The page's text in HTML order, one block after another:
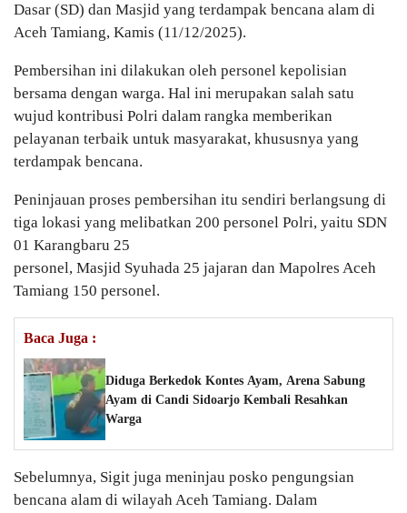
Dasar (SD) dan Masjid yang terdampak bencana alam di
Aceh Tamiang, Kamis (11/12/2025).
Pembersihan ini dilakukan oleh personel kepolisian
bersama dengan warga. Hal ini merupakan salah satu
wujud kontribusi Polri dalam rangka memberikan
pelayanan terbaik untuk masyarakat, khususnya yang
terdampak bencana.
Peninjauan proses pembersihan itu sendiri berlangsung di
tiga lokasi yang melibatkan 200 personel Polri, yaitu SDN
01 Karangbaru 25
personel, Masjid Syuhada 25 jajaran dan Mapolres Aceh
Tamiang 150 personel.
Baca Juga :
Diduga Berkedok Kontes Ayam, Arena Sabung
Ayam di Candi Sidoarjo Kembali Resahkan
Warga
Sebelumnya, Sigit juga meninjau posko pengungsian
bencana alam di wilayah Aceh Tamiang. Dalam